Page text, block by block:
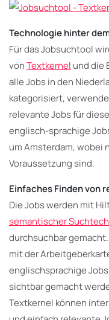
Technologie hinter
Für das Jobsuchtool
vonTextkernel und die
alle Jobs in den
kategorisiert,
relevante Jobs für
englisch-sprachige
um Amsterdam, wobei
Voraussetzung sind.
Einfaches Finden von
Die Jobs werden mit
semantischer
durchsuchbar
mit der
englischsprachige
sichtbar gemacht
Textkernel können